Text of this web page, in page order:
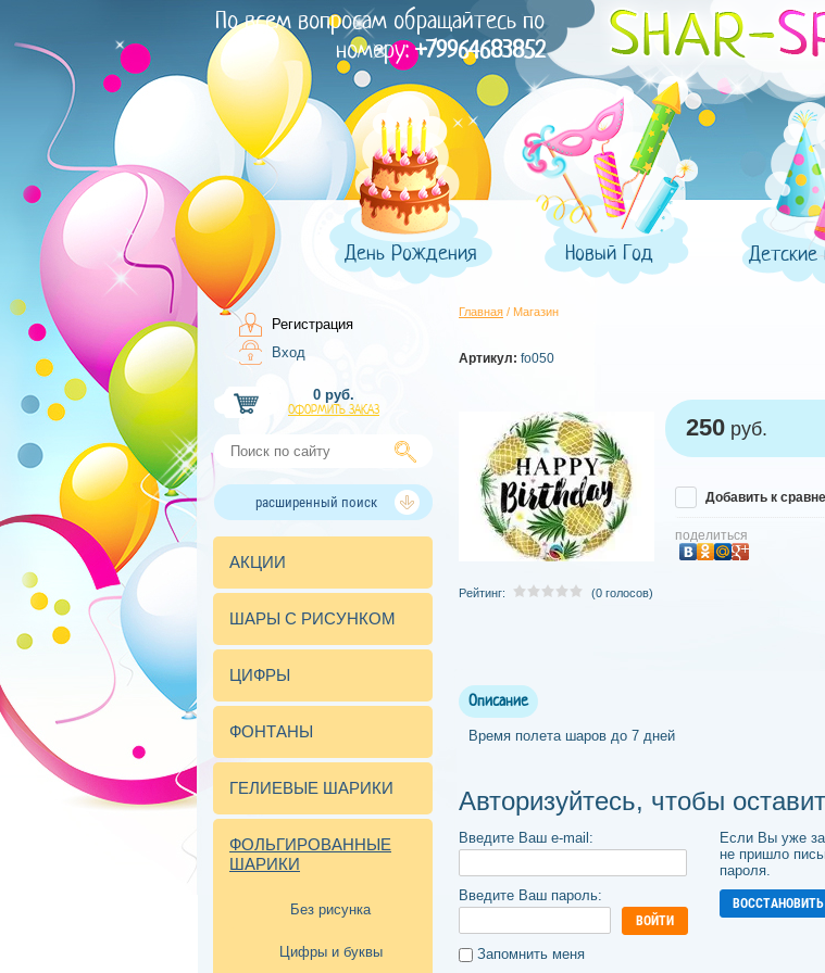
По всем вопросам обращайтесь по
номеру:+79964683852
День Рождения Новый Год Детские
Регистрация
Вход
0 руб.
ОФОРМИТЬ ЗАКАЗ
расширенный поиск
АКЦИИ
ШАРЫ С РИСУНКОМ
ЦИФРЫ
ФОНТАНЫ
ГЕЛИЕВЫЕ ШАРИКИ
ФОЛЬГИРОВАННЫЕ
ШАРИКИ
Без рисунка
Цифры и буквы
Главная / Магазин
Артикул: fo050
Рейтинг: (0 голосов)
250 руб.
Добавить к
поделиться
Описание
Время полета шаров до 7 дней
Авторизуйтесь, чтобы
Введите Ваш e-mail:
Введите Ваш пароль:
ВОЙТИ
Запомнить меня
Если Вы уже
не пришло
пароля.